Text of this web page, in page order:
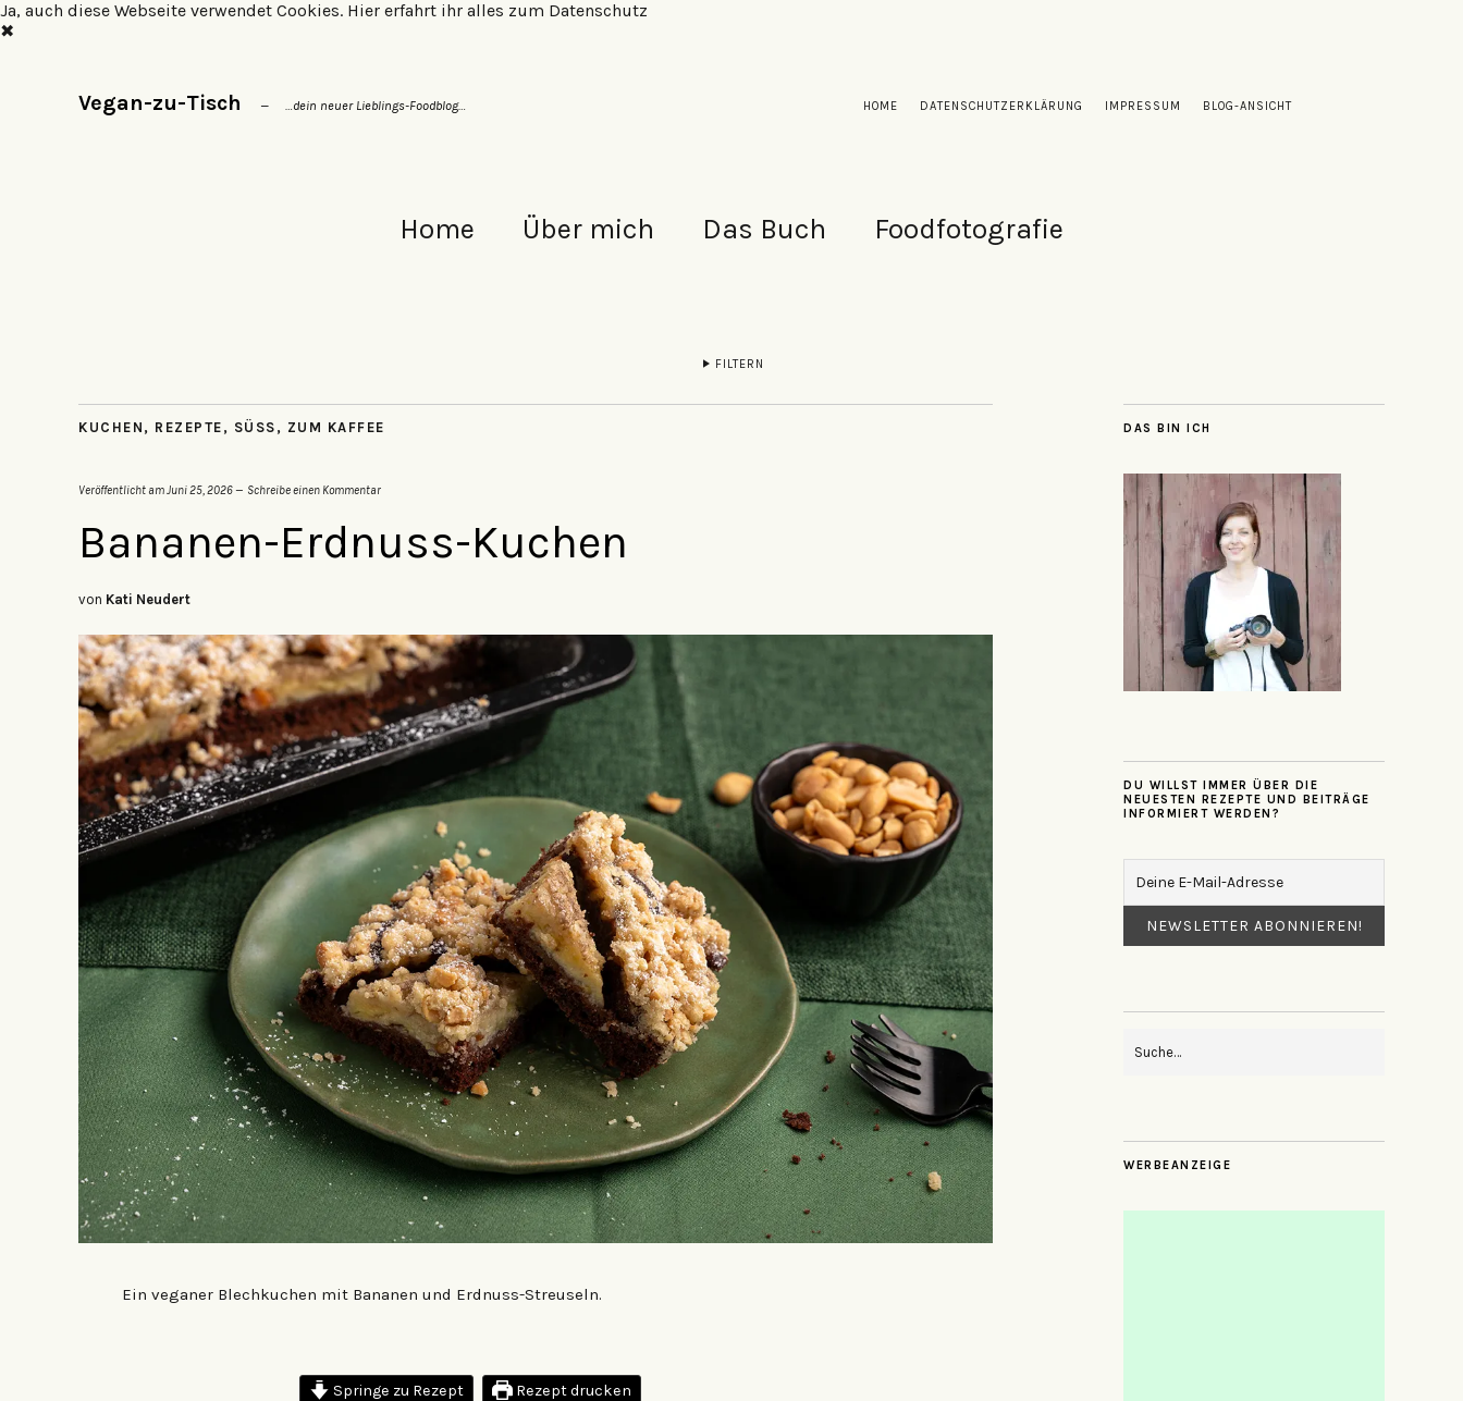
Ja, auch diese Webseite verwendet Cookies. Hier erfahrt ihr alles zum Datenschutz
✖
HOME DATENSCHUTZERKLÄRUNG IMPRESSUM BLOG-ANSICHT
Vegan-zu-Tisch …dein neuer Lieblings-Foodblog…
Home Über mich Das Buch Foodfotografie
FILTERN
KUCHEN , REZEPTE , SÜSS , ZUM KAFFEE
Veröffentlicht amJuni 25, 2026 Schreibe einen Kommentar
Bananen-Erdnuss-Kuchen
von Kati Neudert
Ein veganer Blechkuchen mit Bananen und Erdnuss-Streuseln.
Springe zu Rezept Rezept drucken
DAS BIN ICH
DU WILLST IMMER ÜBER DIE
NEUESTEN REZEPTE UND BEITRÄGE
INFORMIERT WERDEN?
WERBEANZEIGE